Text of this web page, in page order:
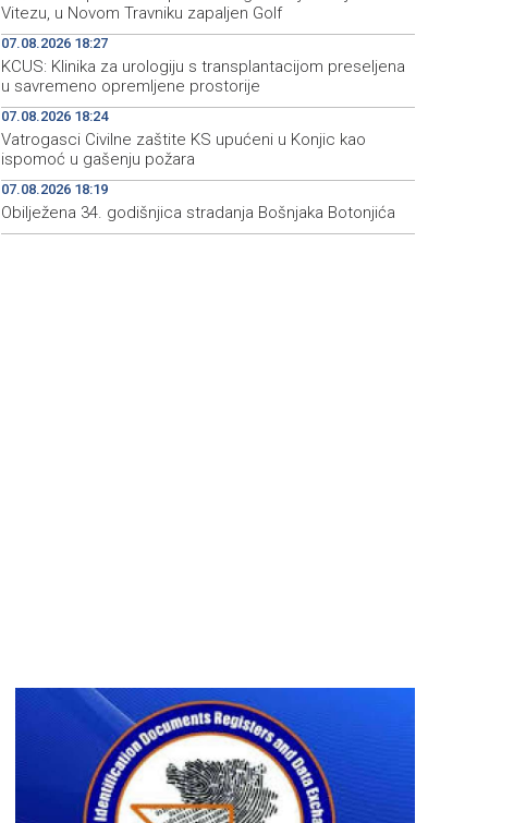
Vitezu, u Novom Travniku zapaljen Golf
07.08.2026 18:27
KCUS: Klinika za urologiju s transplantacijom preseljena
u savremeno opremljene prostorije
07.08.2026 18:24
Vatrogasci Civilne zaštite KS upućeni u Konjic kao
ispomoć u gašenju požara
07.08.2026 18:19
Obilježena 34. godišnjica stradanja Bošnjaka Botonjića